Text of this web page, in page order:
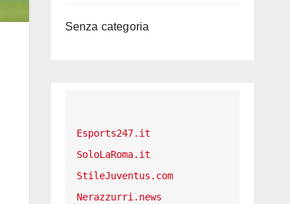
Senza categoria
Esports247.it
SoloLaRoma.it
StileJuventus.com
Nerazzurri.news